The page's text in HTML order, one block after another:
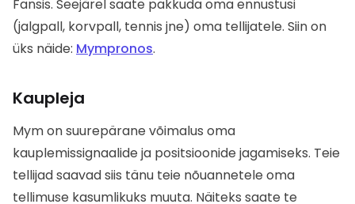
Fansis. Seejärel saate pakkuda oma ennustusi
(jalgpall, korvpall, tennis jne) oma tellijatele. Siin on
üks näide: Mympronos.
Kaupleja
Mym on suurepärane võimalus oma
kauplemissignaalide ja positsioonide jagamiseks. Teie
tellijad saavad siis tänu teie nõuannetele oma
tellimuse kasumlikuks muuta. Näiteks saate te